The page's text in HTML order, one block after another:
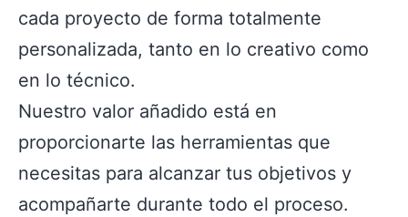
cada proyecto de forma totalmente
personalizada, tanto en lo creativo como
en lo técnico.
Nuestro valor añadido está en
proporcionarte las herramientas que
necesitas para alcanzar tus objetivos y
acompañarte durante todo el proceso.